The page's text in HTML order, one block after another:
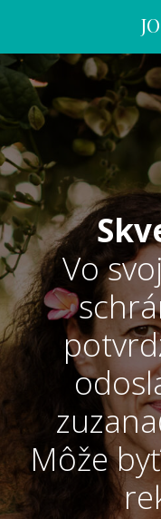
Vo
Môže